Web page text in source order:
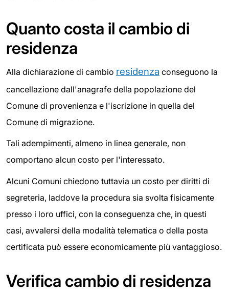
Quanto costa il cambio di
residenza
Alla dichiarazione di cambio residenza conseguono la
cancellazione dall'anagrafe della popolazione del
Comune di provenienza e l'iscrizione in quella del
Comune di migrazione.
Tali adempimenti, almeno in linea generale, non
comportano alcun costo per l'interessato.
Alcuni Comuni chiedono tuttavia un costo per diritti di
segreteria, laddove la procedura sia svolta fisicamente
presso i loro uffici, con la conseguenza che, in questi
casi, avvalersi della modalità telematica o della posta
certificata può essere economicamente più vantaggioso.
Verifica cambio di residenza